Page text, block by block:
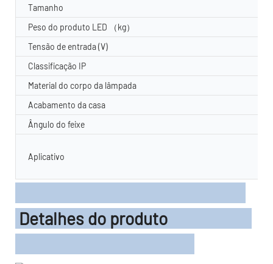
Tamanho
Peso do produto LED （kg）
Tensão de entrada (V)
Classificação IP
Material do corpo da lâmpada
Acabamento da casa
Ângulo do feixe
Aplicativo
Detalhes do produto